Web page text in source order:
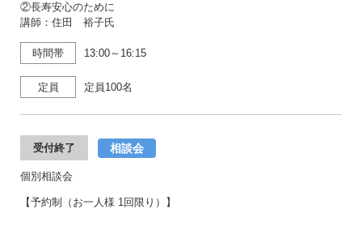
②長寿安心のために
講師：住田 裕子氏
時間帯 13:00～16:15
定員 定員100名
受付終了 相談会
個別相談会
【予約制（お一人様 1回限り）】